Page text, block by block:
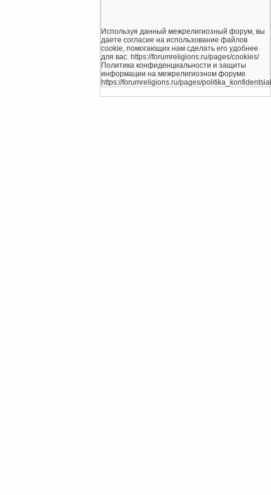
Используя данный межрелигиозный форум, вы
даете согласие на использование файлов
cookie, помогающих нам сделать его удобнее
для вас. https://forumreligions.ru/pages/cookies/
Политика конфиденциальности и защиты
информации на межрелигиозном форуме
https://forumreligions.ru/pages/